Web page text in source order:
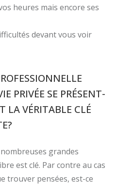
heures mais encore ses
devant vous voir
PRIVÉE SE PRÉSENT-
LA VÉRITABLE CLÉ
grandes
est clé. Par contre au cas
trouver pensées, est-ce